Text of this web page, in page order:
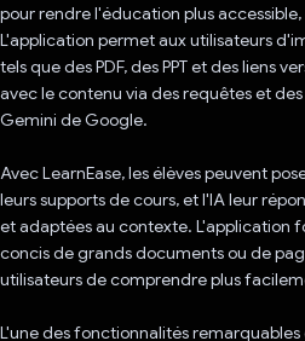
pour rendre l'éducation plus
L'application permet aux utilisateurs
tels que des PDF, des PPT et des liens
avec le contenu via des requêtes et
Gemini de Google.
Avec LearnEase, les élèves peuvent
leurs supports de cours, et l'IA leur
et adaptées au contexte. L'application
concis de grands documents ou de
utilisateurs de comprendre plus
L'une des fonctionnalités